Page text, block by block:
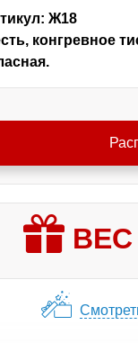
Ж18
конгревное